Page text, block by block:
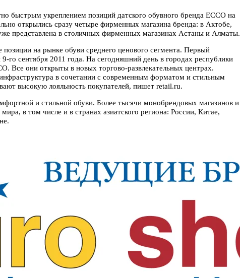
быстрым укреплением позиций датского обувного бренда ЕССО на
открылись сразу четыре фирменных магазина бренда: в Актобе,
представлена в столичных фирменных магазинах Астаны и Алматы.
на рынке обуви среднего ценового сегмента. Первый
сентября 2011 года. На сегодняшний день в городах республики
Все они открыты в новых торгово-развлекательных центрах.
в сочетании с современным форматом и стильным
высокую лояльность покупателей, пишет retail.ru.
и стильной обуви. Более тысячи монобрендовых магазинов и
в том числе и в странах азиатского региона: России, Китае,